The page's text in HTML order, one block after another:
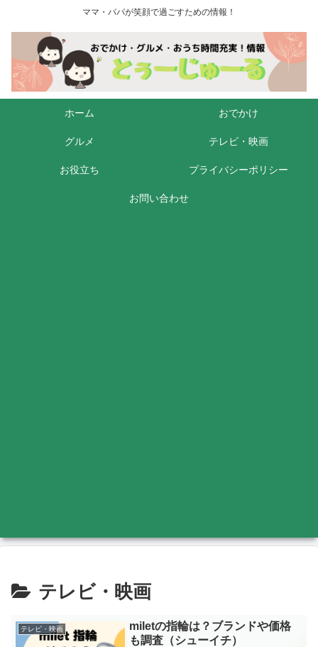
ママ・パパが笑顔で過ごすための情報！
ホーム おでかけ
グルメ テレビ・映画
お役立ち プライバシーポリシー
お問い合わせ
テレビ・映画
テレビ・映画
miletの指輪は？ブランドや価格
も調査（シューイチ）